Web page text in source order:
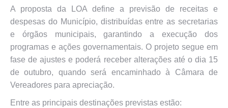
A proposta da LOA define a previsão de receitas e
despesas do Município, distribuídas entre as secretarias
e órgãos municipais, garantindo a execução dos
programas e ações governamentais. O projeto segue em
fase de ajustes e poderá receber alterações até o dia 15
de outubro, quando será encaminhado à Câmara de
Vereadores para apreciação.
Entre as principais destinações previstas estão: